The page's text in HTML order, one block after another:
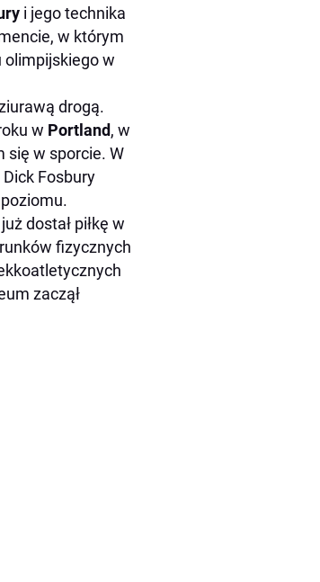
i jego technika
w którym
olimpijskiego w
drogą.
w Portland, w
się w sporcie. W
Fosbury
dostał piłkę w
fizycznych
zaczął